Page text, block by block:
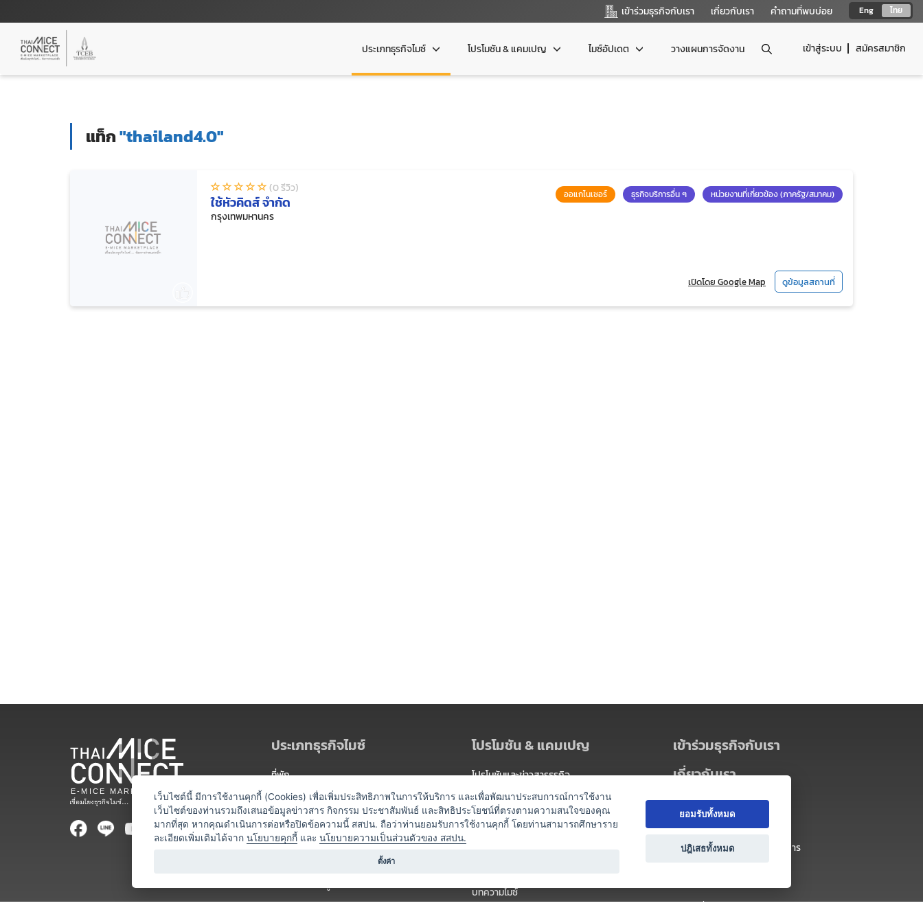
Eng ไทย
เข้าร่วมธุรกิจกับเรา เกี่ยวกับเรา คำถามที่พบบ่อย
เข้าสู่ระบบ สมัครสมาชิก
ประเภทธุรกิจไมซ์ โปรโมชัน & แคมเปญ ไมซ์อัปเดต วางแผนการจัดงาน
แท็ก"thailand4.0"
(0 รีวิว)
ใช้หัวคิดส์ จำกัด
กรุงเทพมหานคร
ออแกไนเซอร์ ธุรกิจบริการอื่น ๆ หน่วยงานที่เกี่ยวข้อง (ภาครัฐ/สมาคม)
เปิดโดย Google Map ดูข้อมูลสถานที่
ประเภทธุรกิจไมซ์
ที่พัก
สถานที่จัดงาน
ท่องเที่ยว / นำเที่ยว
ออแกไนเซอร์
บริการสำหรับผู้จัดงาน
โปรโมชัน & แคมเปญ
โปรโมชันและข่าวสารธุรกิจ
แพ็กเกจ
แคมเปญ
บทความไมซ์
เข้าร่วมธุรกิจกับเรา
เกี่ยวกับเรา
เกี่ยวกับ Thai MICE Connect
นโยบายความเป็นส่วนตัว
ข้อตกลง และเงื่อนไขการใช้บริการ
เว็บไซต์นี้ มีการใช้งานคุกกี้ (Cookies) เพื่อเพิ่มประสิทธิภาพในการให้บริการ และเพื่อพัฒนาประสบการณ์การใช้งาน
เว็บไซต์ของท่านรวมถึงเสนอข้อมูลข่าวสาร กิจกรรม ประชาสัมพันธ์ และสิทธิประโยชน์ที่ตรงตามความสนใจของคุณ
มากที่สุด หากคุณดำเนินการต่อหรือปิดข้อความนี้ สสปน. ถือว่าท่านยอมรับการใช้งานคุกกี้ โดยท่านสามารถศึกษาราย
ละเอียดเพิ่มเติมได้จาก นโยบายคุกกี้ และ นโยบายความเป็นส่วนตัวของ สสปน.
ตั้งค่า
ยอมรับทั้งหมด
ปฎิเสธทั้งหมด